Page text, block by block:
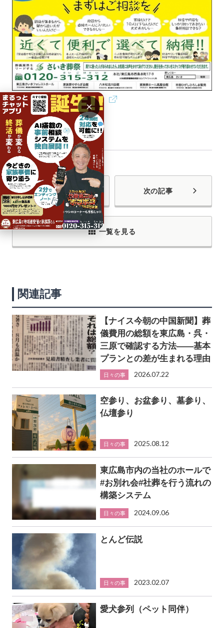
前の記事 次の記事
一覧を見る
関連記事
【ナイス今朝の中国新聞】葬
儀費用の総額を東広島・呉・
三原で確認する方法――基本
プランとの差が生まれる理由
日々の事 2026.07.22
空参り、お盆参り、墓参り、
仏壇参り
日々の事 2025.08.12
東広島市内の当社のホールで
#お別れ会#社葬を行う流れの
構築システム
日々の事 2024.09.06
とんど伝説
日々の事 2023.02.07
愛犬参列（ペット同伴）
×